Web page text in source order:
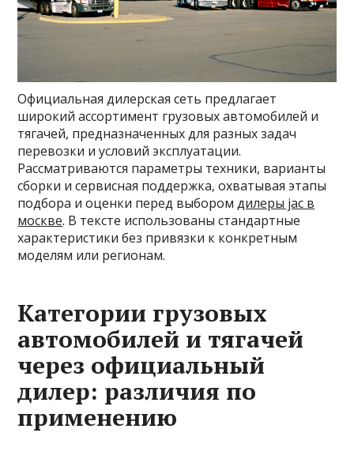
Официальная дилерская сеть предлагает
широкий ассортимент грузовых автомобилей и
тягачей, предназначенных для разных задач
перевозки и условий эксплуатации.
Рассматриваются параметры техники, варианты
сборки и сервисная поддержка, охватывая этапы
подбора и оценки перед выборомдилеры jac в
москве. В тексте использованы стандартные
характеристики без привязки к конкретным
моделям или регионам.
Категории грузовых
автомобилей и тягачей
через официальный
дилер: различия по
применению